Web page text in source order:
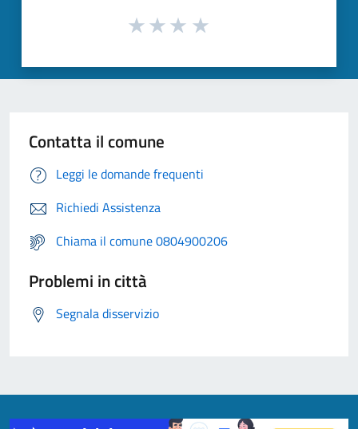
Contatta il comune
Leggi le domande frequenti
Richiedi Assistenza
Chiama il comune 0804900206
Problemi in città
Segnala disservizio